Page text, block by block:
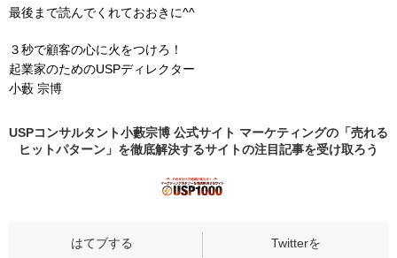
最後まで読んでくれておおきに^^
３秒で顧客の心に火をつけろ！
起業家のためのUSPディレクター
小藪 宗博
USPコンサルタント小藪宗博 公式サイト マーケティングの「売れる
ヒットパターン」を徹底解決するサイトの注目記事を受け取ろう